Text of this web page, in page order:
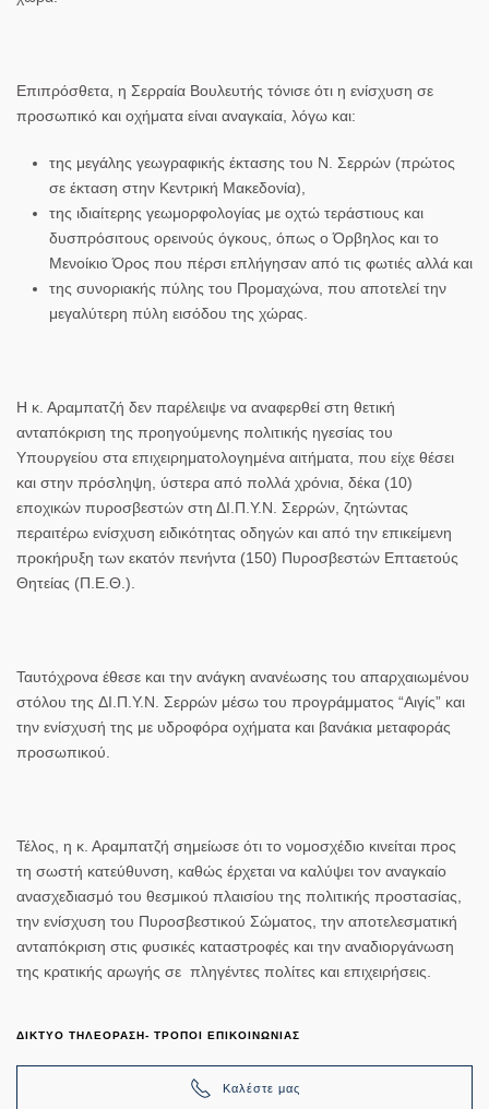
Επιπρόσθετα, η Σερραία Βουλευτής τόνισε ότι η ενίσχυση σε
προσωπικό και οχήματα είναι αναγκαία, λόγω και:
της μεγάλης γεωγραφικής έκτασης του Ν. Σερρών (πρώτος
σε έκταση στην Κεντρική Μακεδονία),
της ιδιαίτερης γεωμορφολογίας με οχτώ τεράστιους και
δυσπρόσιτους ορεινούς όγκους, όπως ο Όρβηλος και το
Μενοίκιο Όρος που πέρσι επλήγησαν από τις φωτιές αλλά και
της συνοριακής πύλης του Προμαχώνα , που αποτελεί την
μεγαλύτερη πύλη εισόδου της χώρας.
Η κ. Αραμπατζή δεν παρέλειψε να αναφερθεί στη θετική
ανταπόκριση της προηγούμενης πολιτικής ηγεσίας του
Υπουργείου στα επιχειρηματολογημένα αιτήματα, που είχε θέσει
και στην πρόσληψη, ύστερα από πολλά χρόνια, δέκα (10)
εποχικών πυροσβεστών στη ΔΙ.Π.Υ.Ν. Σερρών, ζητώντας
περαιτέρω ενίσχυση ειδικότητας οδηγών και από την επικείμενη
προκήρυξη των εκατόν πενήντα (150) Πυροσβεστών Επταετούς
Θητείας (Π.Ε.Θ.)
Ταυτόχρονα έθεσε και την ανάγκη ανανέωσης του απαρχαιωμένου
στόλου της ΔΙ.Π.Υ.Ν. Σερρών μέσω του προγράμματος “Αιγίς” και
την ενίσχυσή της με υδροφόρα οχήματα και βανάκια μεταφοράς
προσωπικού
Τέλος, η κ. Αραμπατζή σημείωσε ότι το νομοσχέδιο κινείται προς
τη σωστή κατεύθυνση, καθώς έρχεται να καλύψει τον αναγκαίο
ανασχεδιασμό του θεσμικού πλαισίου της πολιτικής προστασίας,
την ενίσχυση του Πυροσβεστικού Σώματος, την αποτελεσματική
ανταπόκριση στις φυσικές καταστροφές και την αναδιοργάνωση
της κρατικής αρωγής σε πληγέντες πολίτες και επιχειρήσεις.
ΔΙΚΤΥΟ ΤΗΛΕΟΡΑΣΗ- ΤΡΟΠΟΙ ΕΠΙΚΟΙΝΩΝΙΑΣ
Καλέστε μας